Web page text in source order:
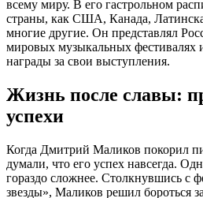
всему миру. В его гастрольном
страны, как США, Канада,
многие другие. Он представлял
мировых музыкальных фестивалях
награды за свои выступления.
Жизнь после славы:
успехи
Когда Дмитрий Маликов покорил
думали, что его успех навсегда.
гораздо сложнее. Столкнувшись с
звезды», Маликов решил бороться